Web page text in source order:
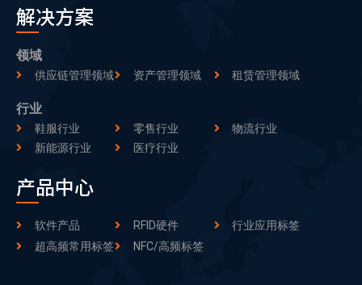
解决方案
领域
供应链管理领域 资产管理领域 租赁管理领域
行业
鞋服行业 零售行业
物流行业
新能源行业
医疗行业
产品中心
软件产品 RFID硬件
行业应用标签
超高频常用标签
NFC/高频标签